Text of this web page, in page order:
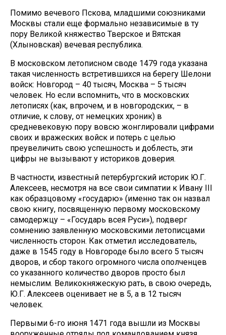
Помимо вечевого Пскова, младшими союзниками
Москвы стали еще формально независимые в ту
пору Великой княжество Тверское и Вятская
(Хлыновская) вечевая республика.
В московском летописном своде 1479 года указана
такая численность встретившихся на берегу Шелони
войск: Новгород – 40 тысяч, Москва – 5 тысяч
человек. Но если вспомнить, что в московских
летописях (как, впрочем, и в новгородских, – в
отличие, к слову, от немецких хроник) в
средневековую пору вовсю жонглировали цифрами
своих и вражеских войск и потерь с целью
преувеличить свою успешность и доблесть, эти
цифры не вызывают у историков доверия.
В частности, известный петербургский историк Ю.Г.
Алексеев, несмотря на все свои симпатии к Ивану III
как образцовому «государю» (именно так он назвал
свою книгу, посвященную первому московскому
самодержцу – «Государь всея Руси»), подверг
сомнению заявленную московскими летописцами
численность сторон. Как отметил исследователь,
даже в 1545 году в Новгороде было всего 5 тысяч
дворов, и сбор такого огромного числа ополченцев
со указанного количество дворов просто был
немыслим. Великокняжескую рать, в свою очередь,
Ю.Г. Алексеев оценивает не в 5, а в 12 тысяч
человек.
Первыми 6-го июня 1471 года вышли из Москвы